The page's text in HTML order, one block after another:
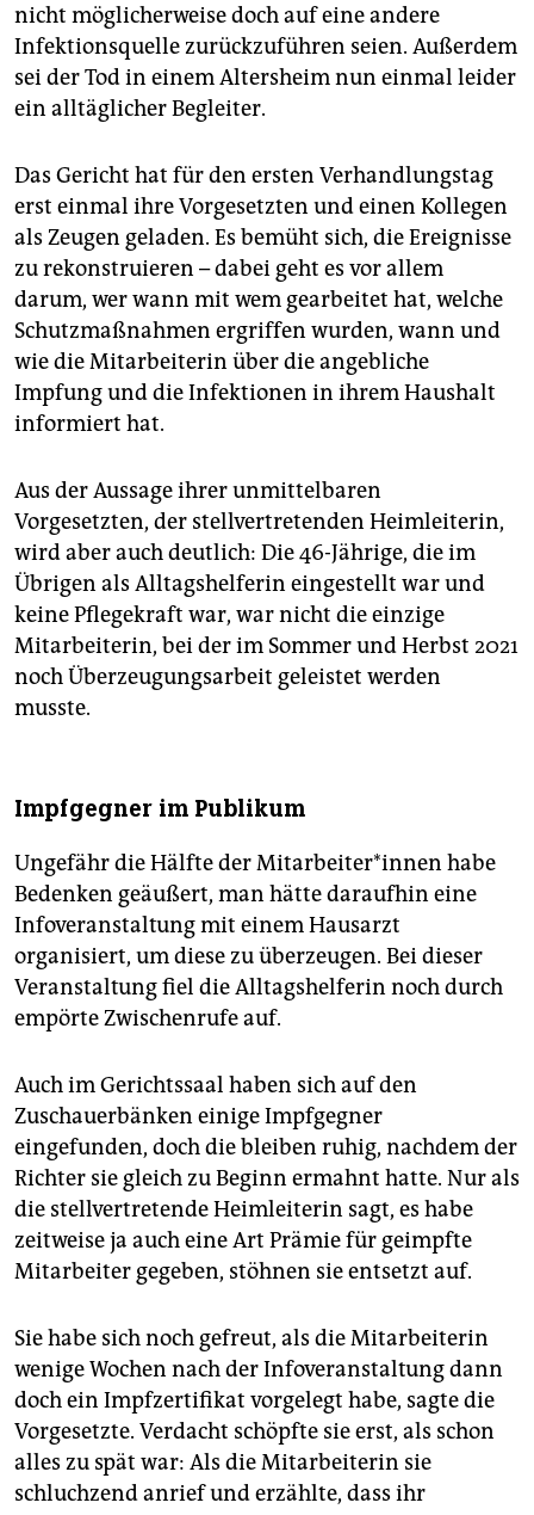
nicht möglicherweise doch auf eine andere
Infektionsquelle zurückzuführen seien. Außerdem
sei der Tod in einem Altersheim nun einmal leider
ein alltäglicher Begleiter.
Das Gericht hat für den ersten Verhandlungstag
erst einmal ihre Vorgesetzten und einen Kollegen
als Zeugen geladen. Es bemüht sich, die Ereignisse
zu rekonstruieren – dabei geht es vor allem
darum, wer wann mit wem gearbeitet hat, welche
Schutzmaßnahmen ergriffen wurden, wann und
wie die Mitarbeiterin über die angebliche
Impfung und die Infektionen in ihrem Haushalt
informiert hat.
Aus der Aussage ihrer unmittelbaren
Vorgesetzten, der stellvertretenden Heimleiterin,
wird aber auch deutlich: Die 46-Jährige, die im
Übrigen als Alltagshelferin eingestellt war und
keine Pflegekraft war, war nicht die einzige
Mitarbeiterin, bei der im Sommer und Herbst 2021
noch Überzeugungsarbeit geleistet werden
musste.
Impfgegner im Publikum
Ungefähr die Hälfte der Mit­ar­bei­te­r*in­nen habe
Bedenken geäußert, man hätte daraufhin eine
Infoveranstaltung mit einem Hausarzt
organisiert, um diese zu überzeugen. Bei dieser
Veranstaltung fiel die Alltagshelferin noch durch
empörte Zwischenrufe auf.
Auch im Gerichtssaal haben sich auf den
Zuschauerbänken einige Impfgegner
eingefunden, doch die bleiben ruhig, nachdem der
Richter sie gleich zu Beginn ermahnt hatte. Nur als
die stellvertretende Heimleiterin sagt, es habe
zeitweise ja auch eine Art Prämie für geimpfte
Mitarbeiter gegeben, stöhnen sie entsetzt auf.
Sie habe sich noch gefreut, als die Mitarbeiterin
wenige Wochen nach der Infoveranstaltung dann
doch ein Impfzertifikat vorgelegt habe, sagte die
Vorgesetzte. Verdacht schöpfte sie erst, als schon
alles zu spät war: Als die Mitarbeiterin sie
schluchzend anrief und erzählte, dass ihr